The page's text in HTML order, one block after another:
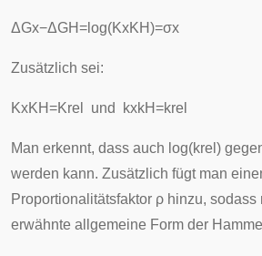
ΔGx−ΔGH= log(KxKH)=σx
Zusätzlich sei:
KxKH=Kre und kxkH=kre
Man erkennt, dass auch log(kre )
werden kann. Zusätzlich fügt man
Proportionalitätsfaktor ρ hinzu, sodass
erwähnte allgemeine Form der